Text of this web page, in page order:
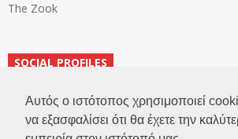
Αυτός ο ιστότοπος χρησιμοποιεί
να εξασφαλίσει ότι θα έχετε την
The Zook
SOCIAL PROFILES